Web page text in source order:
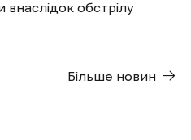
обстрілу
Більше новин